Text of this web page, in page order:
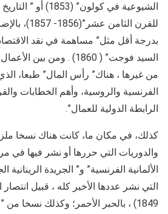
الشيوعية في كولون”
للقرن الثامن
السيد فوجت” ( 1860) . ومن
من غيرها ، هناك” رأس المال” طبعا،
الفرنسية والروسية، وأهم الخطابات
الرابطة الدولية للعمال”.
كذلك، في مكان ما، كانت هناك نسخا
والدوريات التي حررها أو نشر فيها في
الألمانية الفرنسية” و” الجريدة الرينانية
التي نشر عددها الأخير كله ، قبيل انتصار
1849) ، بالحبر الأحمر؛ وكذلك نسخا من